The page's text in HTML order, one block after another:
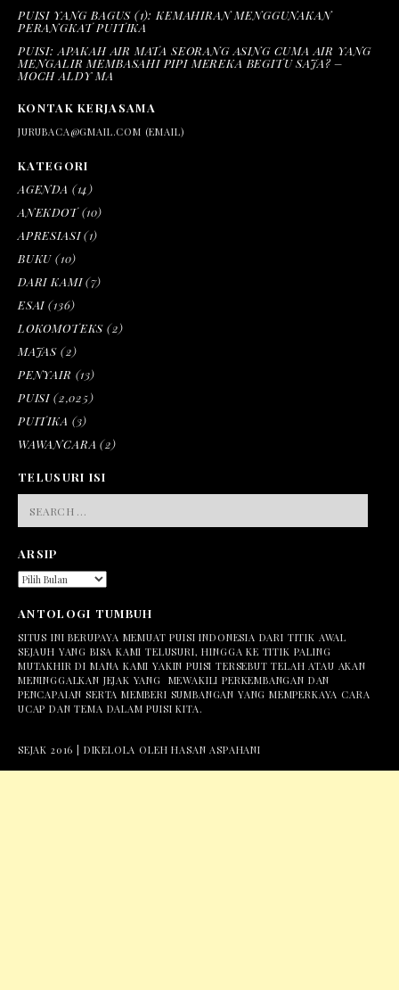
PUISI YANG BAGUS (1): KEMAHIRAN MENGGUNAKAN
PERANGKAT PUITIKA
PUISI: APAKAH AIR MATA SEORANG ASING CUMA AIR YANG
MENGALIR MEMBASAHI PIPI MEREKA BEGITU SAJA? –
MOCH ALDY MA
KONTAK KERJASAMA
JURUBACA@GMAIL.COM (EMAIL)
KATEGORI
AGENDA (14)
ANEKDOT(10)
APRESIASI(1)
BUKU (10)
DARI KAMI(7)
ESAI (136)
LOKOMOTEKS (2)
MAJAS (2)
PENYAIR (13)
PUISI (2,025)
PUITIKA (3)
WAWANCARA (2)
TELUSURI ISI
FOR:
ARSIP
ARSIP
ANTOLOGI TUMBUH
SITUS INI BERUPAYA MEMUAT PUISI INDONESIA DARI TITIK AWAL
SEJAUH YANG BISA KAMI TELUSURI, HINGGA KE TITIK PALING
MUTAKHIR DI MANA KAMI YAKIN PUISI TERSEBUT TELAH ATAU AKAN
MENINGGALKAN JEJAK YANG MEWAKILI PERKEMBANGAN DAN
PENCAPAIAN SERTA MEMBERI SUMBANGAN YANG MEMPERKAYA CARA
UCAP DAN TEMA DALAM PUISI KITA.
SEJAK 2016 | DIKELOLA OLEH HASAN ASPAHANI